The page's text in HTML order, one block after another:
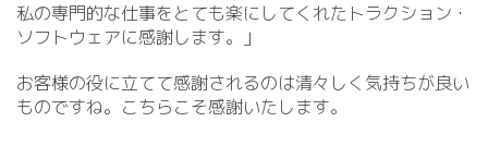
私の専門的な仕事をとても楽にしてくれたトラクション・
ソフトウェアに感謝します。」
お客様の役に立てて感謝されるのは清々しく気持ちが良い
ものですね。こちらこそ感謝いたします。